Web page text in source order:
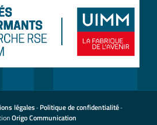
légales- Politique de confidentialité-
Origo Communication